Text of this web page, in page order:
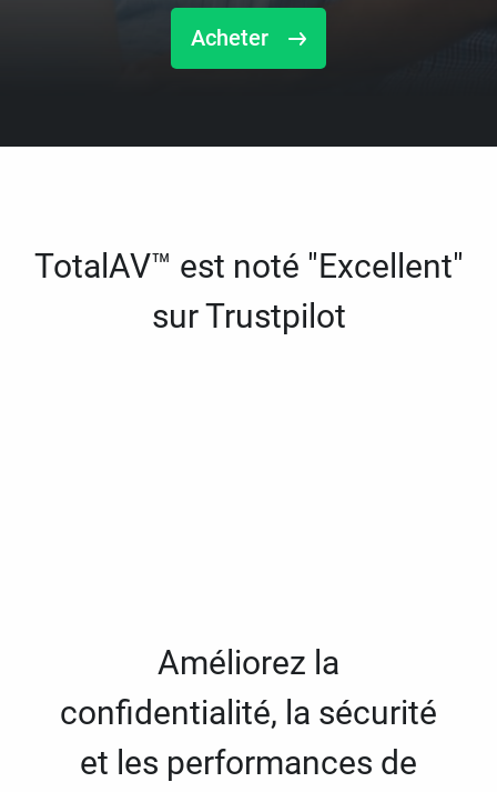
Acheter
TotalAV™ est noté "Excellent"
sur Trustpilot
Améliorez la
confidentialité, la sécurité
et les performances de